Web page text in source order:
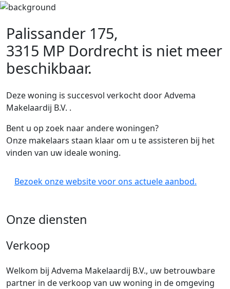
Palissander 175,
3315 MP Dordrecht is niet meer
beschikbaar.
Deze woning is succesvol verkocht door Advema
Makelaardij B.V. .
Bent u op zoek naar andere woningen?
Onze makelaars staan klaar om u te assisteren bij het
vinden van uw ideale woning.
Bezoek onze website voor ons actuele aanbod.
Onze diensten
Verkoop
Welkom bij Advema Makelaardij B.V., uw betrouwbare
partner in de verkoop van uw woning in de omgeving